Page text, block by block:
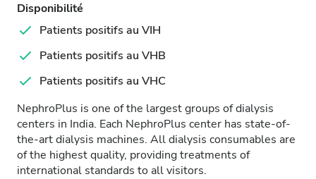
Disponibilité
Patients positifs au VIH
Patients positifs au VHB
Patients positifs au VHC
NephroPlus is one of the largest groups of dialysis
centers in India. Each NephroPlus center has state-of-
the-art dialysis machines. All dialysis consumables are
of the highest quality, providing treatments of
international standards to all visitors.